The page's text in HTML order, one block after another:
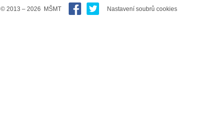
© 2013 – 2026 MŠMT Nastavení soubrů cookies